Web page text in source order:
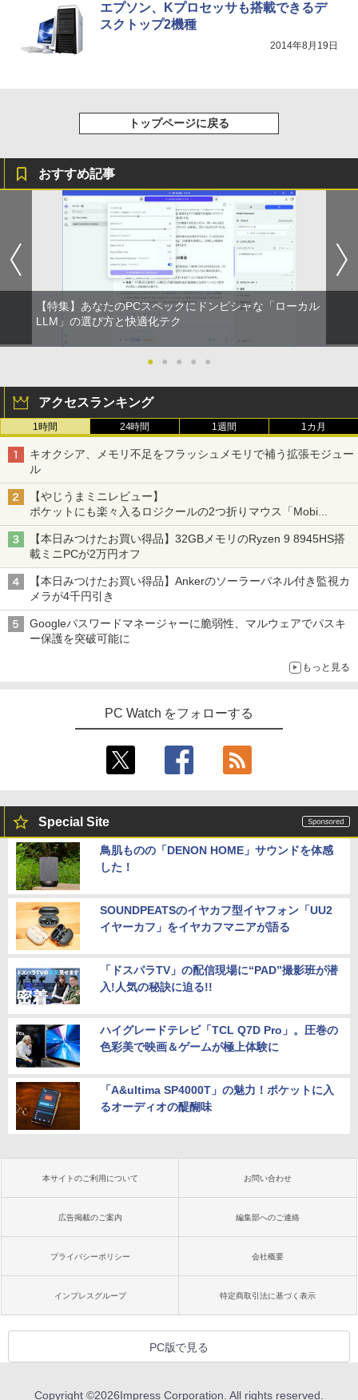
エプソン、Kプロセッサも搭載できるデ
スクトップ2機種
2014年8月19日
トップページに戻る
おすすめ記事
【特集】あなたのPCスペックにドンピシャな「ローカル
LLM」の選び方と快適化テク
● ● ● ● ●
アクセスランキング
1時間 24時間 1週間 1カ月
キオクシア、メモリ不足をフラッシュメモリで補う拡張モジュー
ル
【やじうまミニレビュー】
ポケットにも楽々入るロジクールの2つ折りマウス「Mobi
Fold」。その気になるギミックとは？
【本日みつけたお買い得品】32GBメモリのRyzen 9 8945HS搭
載ミニPCが2万円オフ
【本日みつけたお買い得品】Ankerのソーラーパネル付き監視カ
メラが4千円引き
Googleパスワードマネージャーに脆弱性、マルウェアでパスキ
ー保護を突破可能に
もっと見る
PC Watch をフォローする
Special Site
鳥肌ものの「DENON HOME」サウンドを体感
した！
SOUNDPEATSのイヤカフ型イヤフォン「UU2
イヤーカフ」をイヤカフマニアが語る
「ドスパラTV」の配信現場に“PAD”撮影班が潜
入!人気の秘訣に迫る!!
ハイグレードテレビ「TCL Q7D Pro」。圧巻の
色彩美で映画＆ゲームが極上体験に
「A&ultima SP4000T」の魅力！ポケットに入
るオーディオの醍醐味
本サイトのご利用について お問い合わせ
広告掲載のご案内 編集部へのご連絡
プライバシーポリシー 会社概要
インプレスグループ 特定商取引法に基づく表示
PC版で見る
Copyright ©2026Impress Corporation. All rights reserved.